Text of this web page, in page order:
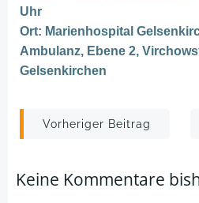
Uhr
Ort: Marienhospital
Ambulanz, Ebene 2,
Gelsenkirchen
Post
navigation
Vorheriger Beitrag
Keine Kommentare